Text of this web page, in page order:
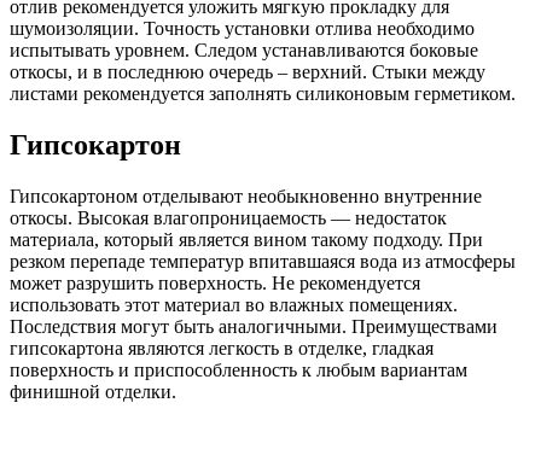
отлив рекомендуется уложить мягкую прокладку для
шумоизоляции. Точность установки отлива необходимо
испытывать уровнем. Следом устанавливаются боковые
откосы, и в последнюю очередь – верхний. Стыки между
листами рекомендуется заполнять силиконовым герметиком.
Гипсокартон
Гипсокартоном отделывают необыкновенно внутренние
откосы. Высокая влагопроницаемость — недостаток
материала, который является вином такому подходу. При
резком перепаде температур впитавшаяся вода из атмосферы
может разрушить поверхность. Не рекомендуется
использовать этот материал во влажных помещениях.
Последствия могут быть аналогичными. Преимуществами
гипсокартона являются легкость в отделке, гладкая
поверхность и приспособленность к любым вариантам
финишной отделки.